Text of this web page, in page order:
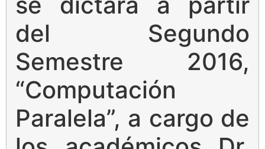
del Segundo
Semestre 2016,
“Computación
Paralela”, a cargo de